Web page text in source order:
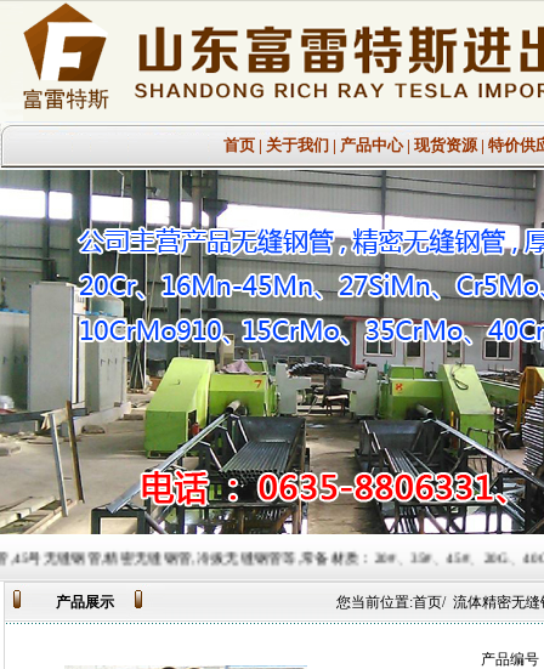
首页 | 关于我们 | 产品中心| 现货资源 | 特价供
无缝钢管,精密无缝钢管,冷拔无缝钢管等,常备材质：20#、35#、45#、20G、
产品展示 您当前位置:首页/ 流体精密无缝
产品编号